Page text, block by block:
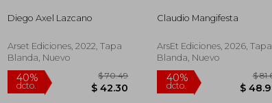
Diego Axel Lazcano
Arset Ediciones, 2022, Tapa
Blanda, Nuevo
Claudio Mangifesta
ArsEt Ediciones, 2026, Tapa
Blanda, Nuevo